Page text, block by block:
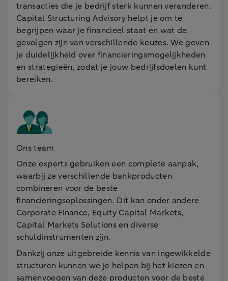
transacties die je bedrijf sterk kunnen veranderen.
Capital Structuring Advisory helpt je om te
begrijpen waar je financieel staat en wat de
gevolgen zijn van verschillende keuzes. We geven
je duidelijkheid over financieringsmogelijkheden
en strategieën, zodat je jouw bedrijfsdoelen kunt
bereiken.
Ons team
Onze experts gebruiken een complete aanpak,
waarbij ze verschillende bankproducten
combineren voor de beste
financieringsoplossingen. Dit kan onder andere
Corporate Finance, Equity Capital Markets,
Capital Markets Solutions en diverse
schuldinstrumenten zijn.
Dankzij onze uitgebreide kennis van ingewikkelde
structuren kunnen we je helpen bij het kiezen en
samenvoegen van deze producten voor de beste